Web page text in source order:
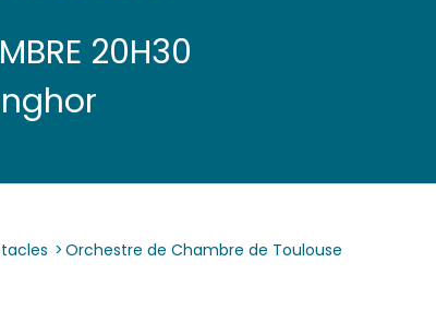
20H30
>Orchestre de Chambre de Toulouse